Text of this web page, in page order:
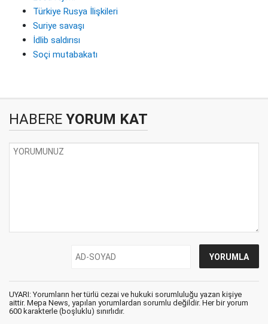
Türkiye Rusya İlişkileri
Suriye savaşı
İdlib saldırısı
Soçi mutabakatı
HABERE YORUM KAT
UYARI: Yorumların her türlü cezai ve hukuki sorumluluğu yazan kişiye
aittir. Mepa News, yapılan yorumlardan sorumlu değildir. Her bir yorum
600 karakterle (boşluklu) sınırlıdır.